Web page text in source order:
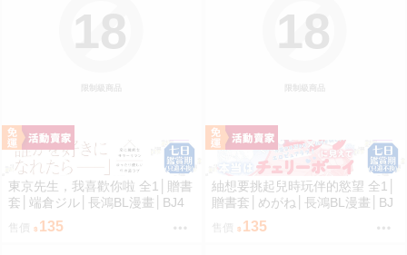
限制級商品
18
東京先生，我喜歡你啦 全1│贈書
套│端倉ジル│長鴻BL漫畫│BJ4
售價 135
限制級商品
18
紬想要挑起兒時玩伴的慾望 全1│
贈書套│めがね│長鴻BL漫畫│BJ
4動漫
售價 135